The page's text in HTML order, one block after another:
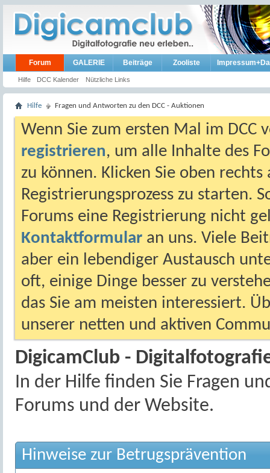
Forum
Hilfe DCC Kalender Nützliche Links
GALERIE Beiträge Zooliste
Hilfe Fragen und Antworten zu den DCC - Auktionen
Wenn Sie zum ersten Mal im DCC
registrieren, um alle Inhalte des
zu können. Klicken Sie oben
Registrierungsprozess zu starten.
Forums eine Registrierung nicht
Kontaktformular an uns. Viele
aber ein lebendiger Austausch
oft, einige Dinge besser zu
das Sie am meisten interessiert.
unserer netten und aktiven
DigicamClub -
In der Hilfe finden Sie Fragen
Forums und der Website.
Hinweise zur Betrugsprävention